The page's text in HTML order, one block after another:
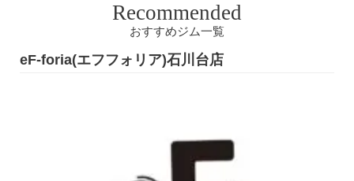
Recommended
おすすめジム一覧
eF-foria(エフフォリア)石川台店